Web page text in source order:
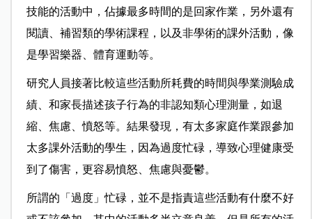
技能的活動中，佔據最多時間的是回家作業，另外還有
閱讀、補習類的學術課程，以及非學術的課外活動，像
是學習樂器、體育運動等。
研究人員接著比較這些活動所耗費的時間與學業測驗成
績、和家長描述孩子行為的非認知類心理測量，如退
縮、焦慮、憤怒等。結果發現，有太多家庭作業跟參加
太多課外活動的學生，因為過度忙碌，導致心理健康受
到了傷害，更容易憤怒、焦慮與憂鬱。
所謂的「過度」忙碌，並不是指責這些活動有什麼不好